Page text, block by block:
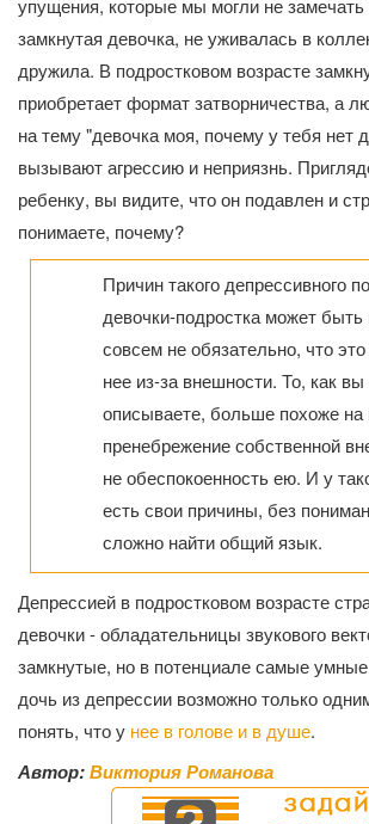
упущения, которые мы могли не
замкнутая девочка, не уживалась в
дружила. В подростковом возрасте
приобретает формат затворничества, а
на тему "девочка моя, почему у тебя нет
вызывают агрессию и неприязнь.
ребенку, вы видите, что он подавлен и
понимаете, почему?
Причин такого депрессивного
девочки-подростка может быть
совсем не обязательно, что
нее из-за внешности. То, как вы
описываете, больше похоже
пренебрежение собственной
не обеспокоенность ею. И у
есть свои причины, без
сложно найти общий язык.
Депрессией в подростковом возрасте
девочки - обладательницы звукового
замкнутые, но в потенциале самые
дочь из депрессии возможно только
понять, что у нее в голове и в душе.
Автор:Виктория Романова